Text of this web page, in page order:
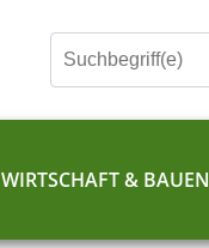
WIRTSCHAFT & BAUEN